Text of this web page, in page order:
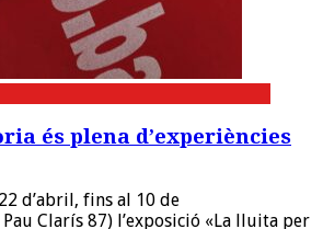
és plena d’experiències
d’abril, fins al 10 de
Clarís 87) l’exposició «La lluita per